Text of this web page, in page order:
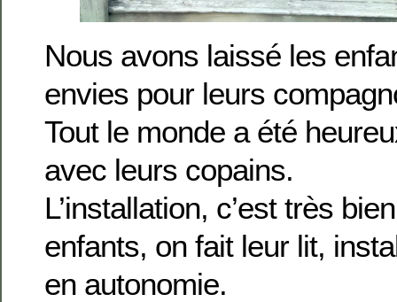
Nous avons laissé les
envies pour leurs
Tout le monde a été
avec leurs copains.
L’installation, c’est très
enfants, on fait leur lit,
en autonomie.